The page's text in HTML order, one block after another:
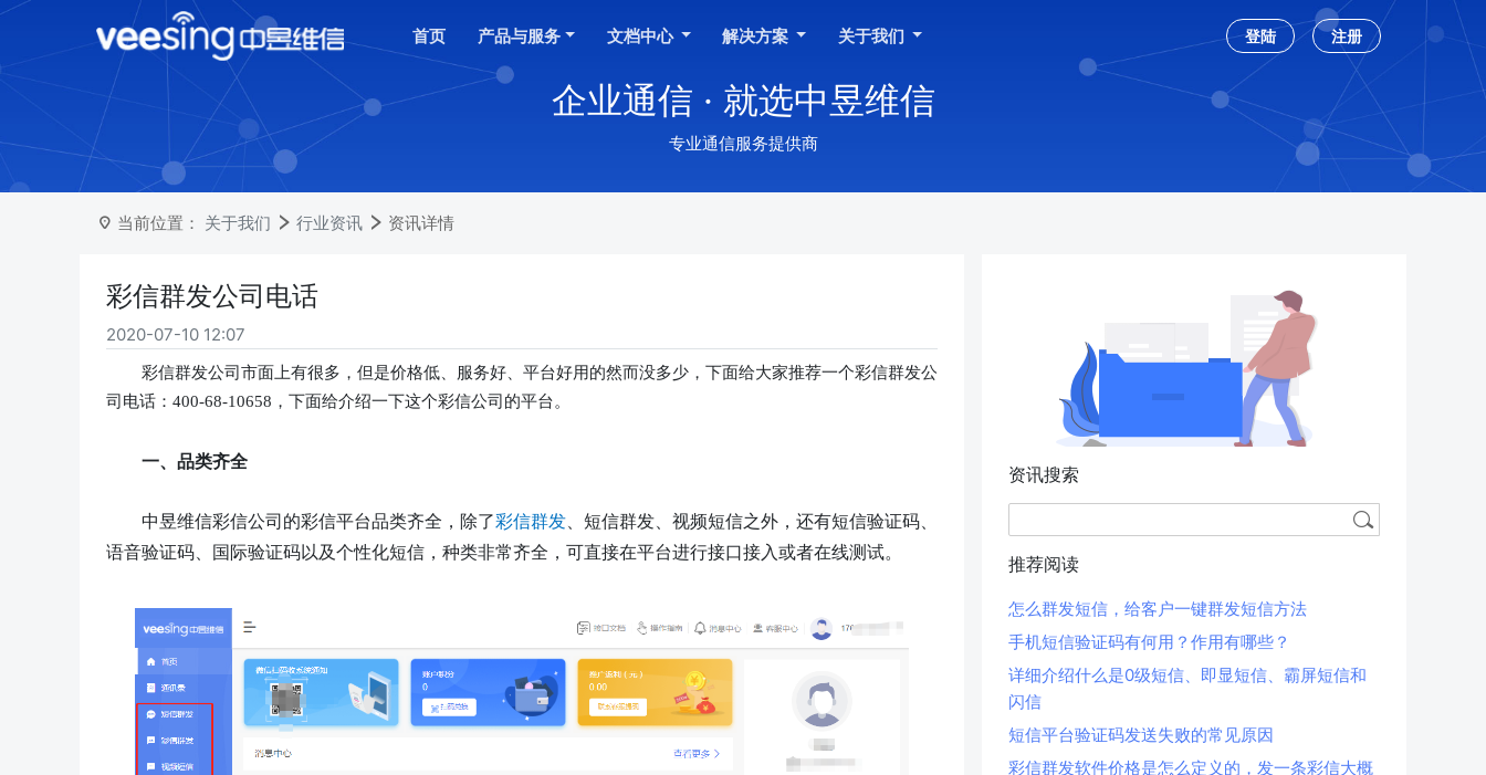
首页 产品与服务 文档中心 解决方案 关于我们 登陆 注册
企业通信 · 就选中昱维信
专业通信服务提供商
当前位置： 关于我们 行业资讯 资讯详情
彩信群发公司电话
2020-07-10 12:07
彩信群发公司市面上有很多，但是价格低、服务好、平台好用的然而没多少，下面给大家推荐一个彩信群发公
司电话： 400-68-10658，下面给介绍一下这个彩信公司的平台。
一、品类齐全
中昱维信彩信公司的彩信平台品类齐全，除了彩信群发 、短信群发、视频短信之外，还有短信验证码、
语音验证码、国际验证码以及个性化短信，种类非常齐全，可直接在平台进行接口接入或者在线测试。
资讯搜索
推荐阅读
怎么群发短信，给客户一键群发短信方法
手机短信验证码有何用？作用有哪些？
详细介绍什么是0级短信、即显短信、霸屏短信和
闪信
短信平台验证码发送失败的常见原因
彩信群发软件价格是怎么定义的，发一条彩信大概